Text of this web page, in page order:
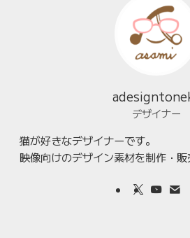
デザイナー
猫が好きなデザイナーです。
映像向けのデザイン素材を制作・販